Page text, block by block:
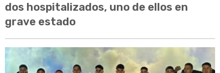
dos hospitalizados, uno de ellos en
grave estado